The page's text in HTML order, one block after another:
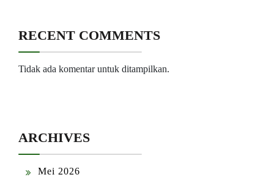
RECENT COMMENTS
Tidak ada komentar untuk ditampilkan.
ARCHIVES
Mei 2026